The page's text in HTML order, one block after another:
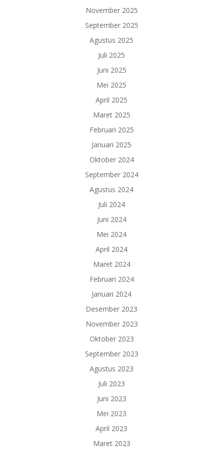
November 2025
September 2025
Agustus 2025
Juli 2025
Juni 2025
Mei 2025
April 2025
Maret 2025
Februari 2025
Januari 2025
Oktober 2024
September 2024
Agustus 2024
Juli 2024
Juni 2024
Mei 2024
April 2024
Maret 2024
Februari 2024
Januari 2024
Desember 2023
November 2023
Oktober 2023
September 2023
Agustus 2023
Juli 2023
Juni 2023
Mei 2023
April 2023
Maret 2023